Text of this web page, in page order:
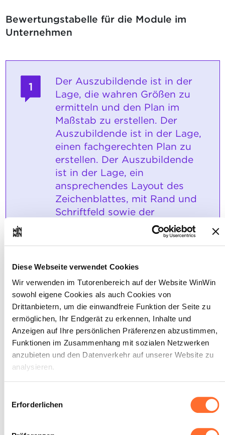
Diese Webseite verwendet Cookies
Wir verwenden im Tutorenbereich auf der Website WinWin
sowohl eigene Cookies als auch Cookies von
Drittanbietern, um die einwandfreie Funktion der Seite zu
ermöglichen, Ihr Endgerät zu erkennen, Inhalte und
Anzeigen auf Ihre persönlichen Präferenzen abzustimmen,
Funktionen im Zusammenhang mit sozialen Netzwerken
anzubieten und den Datenverkehr auf unserer Website zu
analysieren.
akzeptieren, ablehnen oder konfigurieren. Davon
ausgenommen sind Cookies, die für die Funktion der
Website unbedingt erforderlich sind. Eine Beschreibung der
Erforderlichen
Bewertungstabelle für die Module im
Unternehmen
1
Der Auszubildende ist in der
Lage, die wahren Größen zu
ermitteln und den Plan im
Maßstab zu erstellen. Der
Auszubildende ist in der Lage,
einen fachgerechten Plan zu
erstellen. Der Auszubildende
ist in der Lage, ein
ansprechendes Layout des
Zeichenblattes, mit Rand und
Schriftfeld sowie der
Anordnung der einzelnen
Zeichnungen auf dem Blatt zu
INDIKATOREN
Die wahren Größen werden ermittelt.
SOCKEL